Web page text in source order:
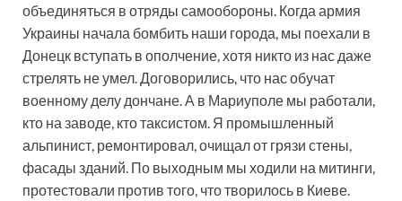
объединяться в отряды самообороны. Когда армия
Украины начала бомбить наши города, мы поехали в
Донецк вступать в ополчение, хотя никто из нас даже
стрелять не умел. Договорились, что нас обучат
военному делу дончане. А в Мариуполе мы работали,
кто на заводе, кто таксистом. Я промышленный
альпинист, ремонтировал, очищал от грязи стены,
фасады зданий. По выходным мы ходили на митинги,
протестовали против того, что творилось в Киеве.